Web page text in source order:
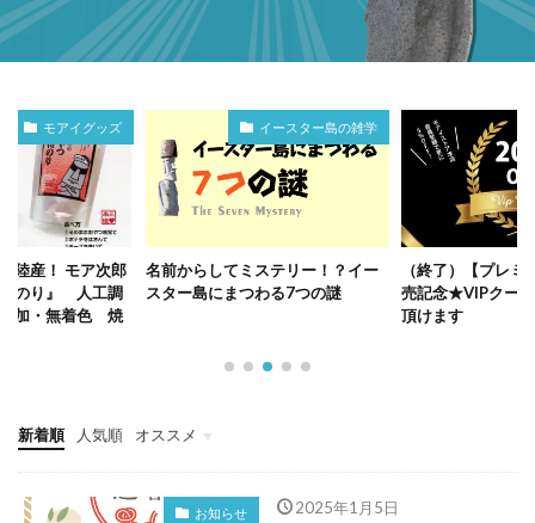
モアイグッズ
陸産！ モア次郎
のり』 人工調
加・無着色 焼
イースター島の雑学
名前からしてミステリー！？イー
スター島にまつわる7つの謎
（終了）【プレ
売記念★VIPクー
頂けます
新着順 人気順 オススメ
モアイグッズ
コラボグッズ
おもしろ雑貨・グッズ
モアイの雑学
イースター島の雑学
お知らせ 2025年1月5日